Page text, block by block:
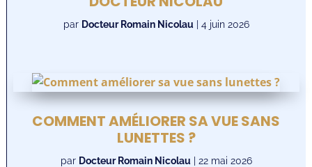
par Docteur Romain Nicolau | 4 juin 2026
COMMENT AMÉLIORER SA VUE SANS
LUNETTES ?
par Docteur Romain Nicolau | 22 mai 2026